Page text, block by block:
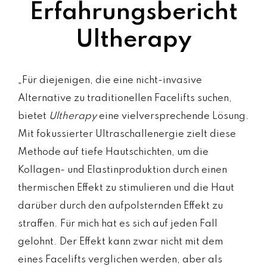
Erfahrungsbericht
Ultherapy
„Für diejenigen, die eine nicht-invasive
Alternative zu traditionellen Facelifts suchen,
bietet Ultherapyeine vielversprechende Lösung.
Mit fokussierter Ultraschallenergie zielt diese
Methode auf tiefe Hautschichten, um die
Kollagen- und Elastinproduktion durch einen
thermischen Effekt zu stimulieren und die Haut
darüber durch den aufpolsternden Effekt zu
straffen. Für mich hat es sich auf jeden Fall
gelohnt. Der Effekt kann zwar nicht mit dem
eines Facelifts verglichen werden, aber als